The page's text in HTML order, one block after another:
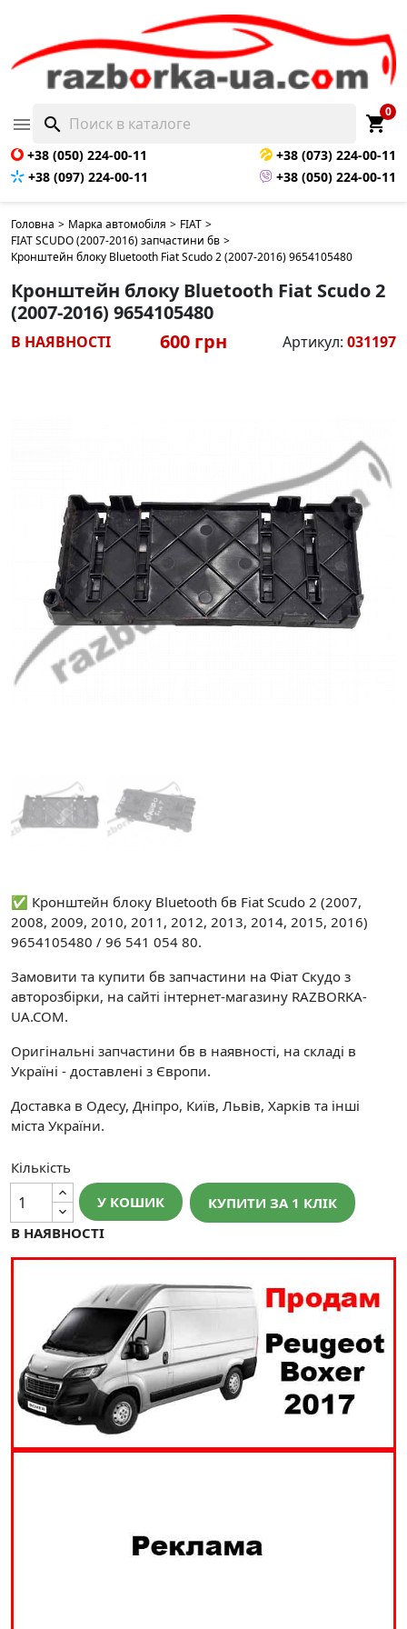
 search shopping_cart
0
+38 (050) 224-00-11
+38 (073) 224-00-11
+38 (097) 224-00-11
+38 (050) 224-00-11
Головна > Марка автомобіля > FIAT >
FIAT SCUDO (2007-2016) запчастини бв >
Кронштейн блоку Bluetooth Fiat Scudo 2 (2007-2016) 9654105480
Кронштейн блоку Bluetooth Fiat Scudo 2
(2007-2016) 9654105480
В НАЯВНОСТІ 600 грн Артикул: 031197
✅ Кронштейн блоку Bluetooth бв Fiat Scudo 2 (2007,
2008, 2009, 2010, 2011, 2012, 2013, 2014, 2015, 2016)
9654105480 / 96 541 054 80.
Замовити та купити бв запчастини на Фіат Скудо з
авторозбірки, на сайті інтернет-магазину RAZBORKA-
UA.COM.
Оригінальні запчастини бв в наявності, на складі в
Україні - доставлені з Європи.
Доставка в Одесу, Дніпро, Київ, Львів, Харків та інші
міста України.
Кількість
У КОШИК
КУПИТИ ЗА 1 КЛIК
В НАЯВНОСТІ